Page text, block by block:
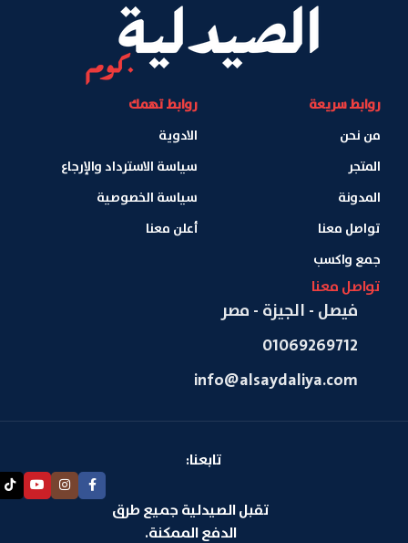
روابط سريعة
من نحن
المتجر
المدونة
تواصل معنا
جمع واكسب
روابط تهمك
الادوية
سياسة الاسترداد والإرجاع
سياسة الخصوصية
أعلن معنا
تواصل معنا
فيصل - الجيزة - مصر
01069269712
info@alsaydaliya.com
تابعنا:
تقبل الصيدلية جميع طرق
الدفع الممكنة.